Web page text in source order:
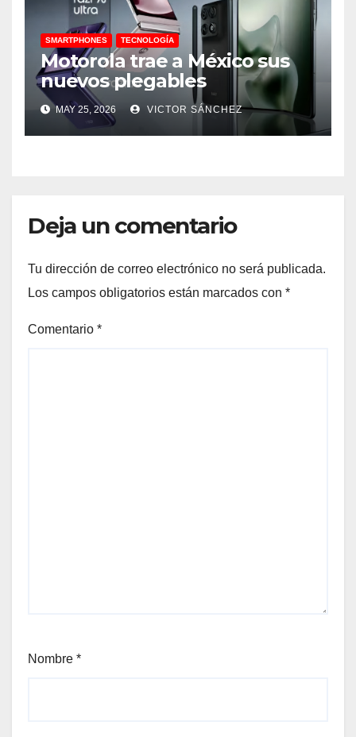
SMARTPHONES TECNOLOGÍA
Motorola trae a México sus
nuevos plegables
MAY 25, 2026 VICTOR SÁNCHEZ
Deja un comentario
Tu dirección de correo electrónico no será publicada.
Los campos obligatorios están marcados con *
Comentario *
Nombre *